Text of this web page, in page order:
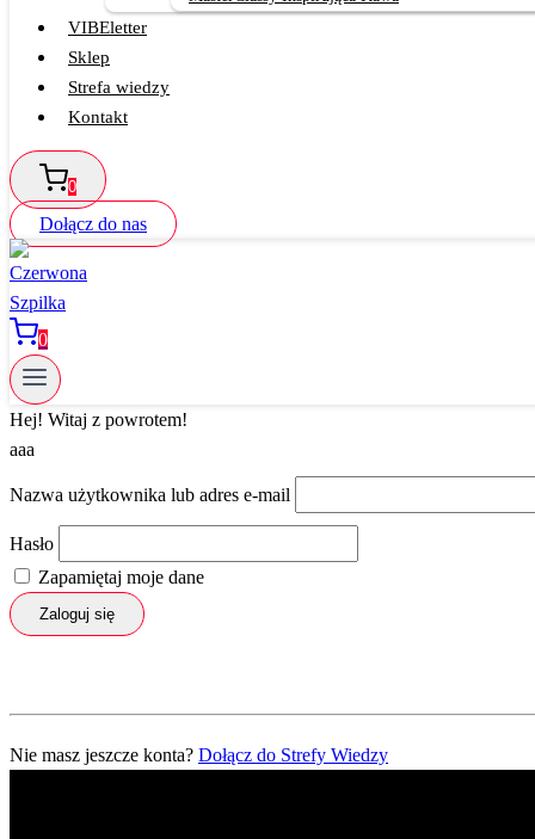
VIBEletter
Sklep
Strefa wiedzy
Kontakt
0
Dołącz do nas
0
Hej! Witaj z powrotem!
aaa
Nazwa użytkownika lub adres e-mail
Hasło
Zapamiętaj moje dane
Zaloguj się
Nie masz jeszcze konta? Dołącz do Strefy Wiedzy